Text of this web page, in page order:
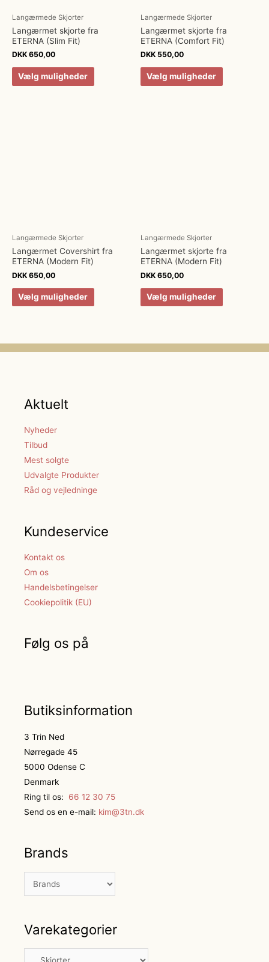
Langærmede Skjorter
Langærmet skjorte fra
ETERNA (Slim Fit)
DKK 650,00
Vælg muligheder
Langærmede Skjorter
Langærmet skjorte fra
ETERNA (Comfort Fit)
DKK 550,00
Vælg muligheder
Langærmede Skjorter
Langærmet Covershirt fra
ETERNA (Modern Fit)
DKK 650,00
Vælg muligheder
Langærmede Skjorter
Langærmet skjorte fra
ETERNA (Modern Fit)
DKK 650,00
Vælg muligheder
Aktuelt
Nyheder
Tilbud
Mest solgte
Udvalgte Produkter
Råd og vejledninge
Kundeservice
Kontakt os
Om os
Handelsbetingelser
Cookiepolitik (EU)
Følg os på
Butiksinformation
3 Trin Ned
Nørregade 45
5000 Odense C
Denmark
Ring til os:
66 12 30 75
Send os en e-mail: kim@3tn.dk
Brands
Varekategorier